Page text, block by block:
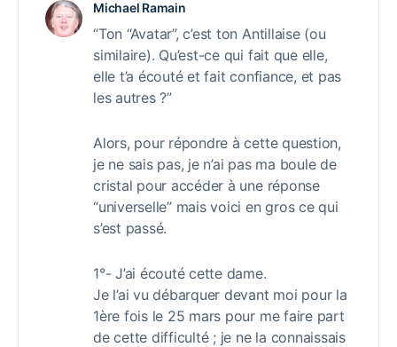
Michael Ramain
“Ton “Avatar”, c’est ton Antillaise (ou
similaire). Qu’est-ce qui fait que elle,
elle t’a écouté et fait confiance, et pas
les autres ?”
Alors, pour répondre à cette question,
je ne sais pas, je n’ai pas ma boule de
cristal pour accéder à une réponse
“universelle” mais voici en gros ce qui
s’est passé.
1°- J’ai écouté cette dame.
Je l’ai vu débarquer devant moi pour la
1ère fois le 25 mars pour me faire part
de cette difficulté ; je ne la connaissais